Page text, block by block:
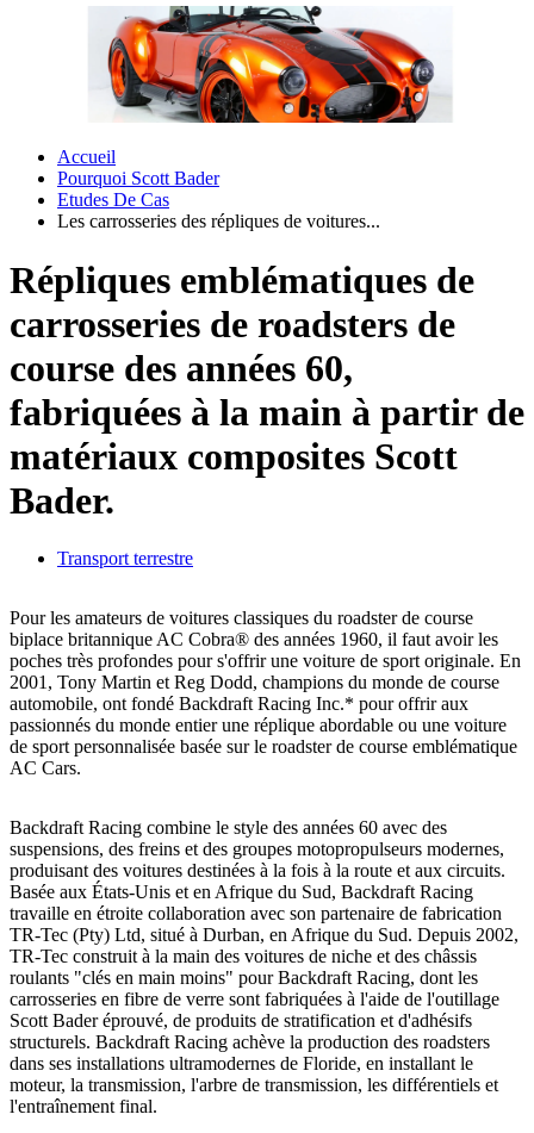
Accueil
Pourquoi Scott Bader
Etudes De Cas
Les carrosseries des répliques de voitures...
Répliques emblématiques de
carrosseries de roadsters de
course des années 60,
fabriquées à la main à partir de
matériaux composites Scott
Bader.
Transport terrestre
Pour les amateurs de voitures classiques du roadster de course
biplace britannique AC Cobra® des années 1960, il faut avoir les
poches très profondes pour s'offrir une voiture de sport originale. En
2001, Tony Martin et Reg Dodd, champions du monde de course
automobile, ont fondé Backdraft Racing Inc.* pour offrir aux
passionnés du monde entier une réplique abordable ou une voiture
de sport personnalisée basée sur le roadster de course emblématique
AC Cars.
Backdraft Racing combine le style des années 60 avec des
suspensions, des freins et des groupes motopropulseurs modernes,
produisant des voitures destinées à la fois à la route et aux circuits.
Basée aux États-Unis et en Afrique du Sud, Backdraft Racing
travaille en étroite collaboration avec son partenaire de fabrication
TR-Tec (Pty) Ltd, situé à Durban, en Afrique du Sud. Depuis 2002,
TR-Tec construit à la main des voitures de niche et des châssis
roulants "clés en main moins" pour Backdraft Racing, dont les
carrosseries en fibre de verre sont fabriquées à l'aide de l'outillage
Scott Bader éprouvé, de produits de stratification et d'adhésifs
structurels. Backdraft Racing achève la production des roadsters
dans ses installations ultramodernes de Floride, en installant le
moteur, la transmission, l'arbre de transmission, les différentiels et
l'entraînement final.